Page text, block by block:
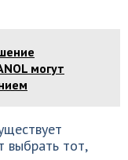
могут
выбрать тот,